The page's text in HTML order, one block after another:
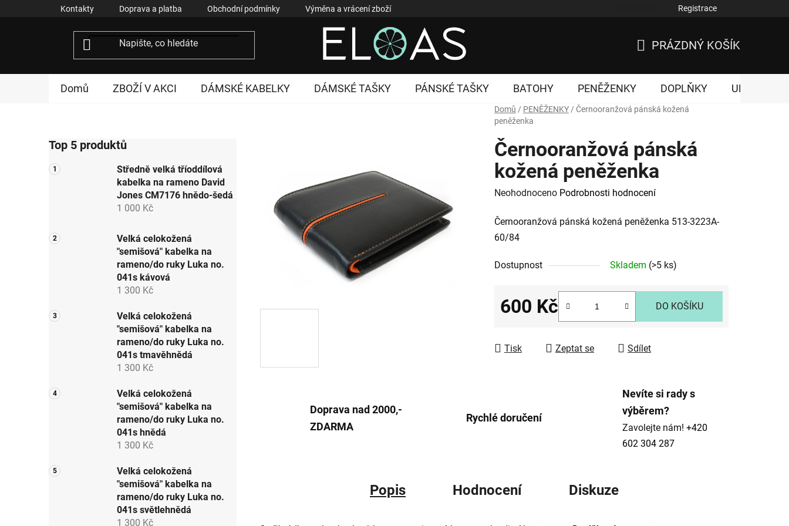
Kontakty Doprava a platba Obchodní podmínky Výměna a vrácení zboží Registrace
KOŠÍK
PRÁZDNÝ KOŠÍK
Domů ZBOŽÍ V AKCI DÁMSKÉ KABELKY DÁMSKÉ TAŠKY PÁNSKÉ TAŠKY BATOHY PENĚŽENKY DOPLŇKY UNISEX
Domů / PENĚŽENKY / Černooranžová pánská kožená
peněženka
o
s
t
n
e
Top 5 produktů
Středně velká tříoddílová
kabelka na rameno David
Jones CM7176 hnědo-šedá
1 000 Kč
Velká celokožená
"semišová" kabelka na
rameno/do ruky Luka no.
041s kávová
1 300 Kč
Velká celokožená
"semišová" kabelka na
rameno/do ruky Luka no.
041s tmavěhnědá
1 300 Kč
Velká celokožená
"semišová" kabelka na
rameno/do ruky Luka no.
041s hnědá
1 300 Kč
Velká celokožená
"semišová" kabelka na
rameno/do ruky Luka no.
041s světlehnědá
1 300 Kč
Černooranžová pánská
kožená peněženka
Průměrné
produktu
je
z
hvězdiček.
Neohodnoceno Podrobnosti hodnocení
Černooranžová pánská kožená peněženka 513-3223A-
60/84
Dostupnost Skladem (>5 ks)
600 Kč DO KOŠÍKU
Tisk Zeptat se Sdílet
Doprava nad 2000,-
ZDARMA
Rychlé doručení
Nevíte si rady s
výběrem?
Zavolejte nám! +420
602 304 287
Popis Hodnocení Diskuze